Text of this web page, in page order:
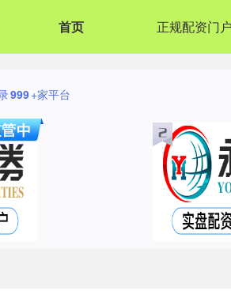
首页 正规配资门
999+家平台